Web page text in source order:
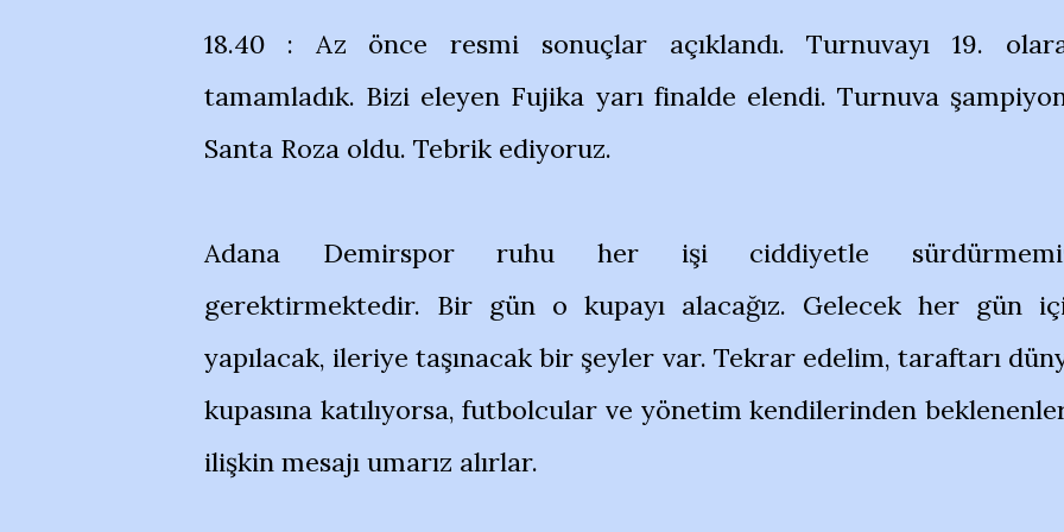
18.40 : Az önce resmi sonuçlar açıklandı. Turnuvayı 19.
tamamladık. Bizi eleyen Fujika yarı finalde elendi. Turnuva
Santa Roza oldu. Tebrik ediyoruz.
Adana Demirspor ruhu her işi ciddiyetle
gerektirmektedir. Bir gün o kupayı alacağız. Gelecek her gün
yapılacak, ileriye taşınacak bir şeyler var. Tekrar edelim, taraftarı
kupasına katılıyorsa, futbolcular ve yönetim kendilerinden
ilişkin mesajı umarız alırlar.